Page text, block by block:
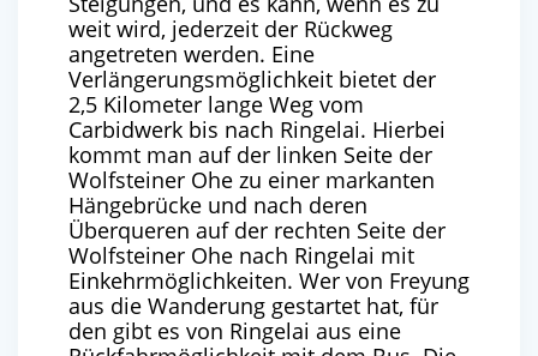
weit wird, jederzeit der Rückweg
angetreten werden. Eine
Verlängerungsmöglichkeit bietet der
2,5 Kilometer lange Weg vom
Carbidwerk bis nach Ringelai. Hierbei
kommt man auf der linken Seite der
Wolfsteiner Ohe zu einer markanten
Hängebrücke und nach deren
Überqueren auf der rechten Seite der
Wolfsteiner Ohe nach Ringelai mit
Einkehrmöglichkeiten. Wer von Freyung
aus die Wanderung gestartet hat, für
den gibt es von Ringelai aus eine